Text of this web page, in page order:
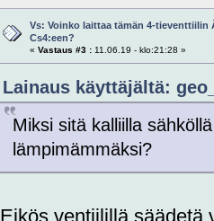
Vs: Voinko laittaa tämän 4-tieventtiilin
Cs4:een?
« Vastaus #3 :11.06.19 - klo:21:28 »
Lainaus käyttäjältä:
Miksi sitä kalliilla
lämpimämmäksi?
Eikös ventiilillä säädetä